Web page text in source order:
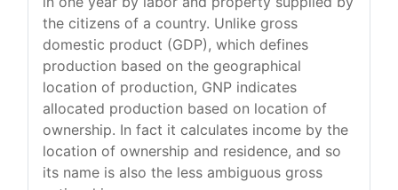
the citizens of a country. Unlike gross
domestic product (GDP), which defines
production based on the geographical
location of production, GNP indicates
allocated production based on location of
ownership. In fact it calculates income by the
location of ownership and residence, and so
its name is also the less ambiguous gross